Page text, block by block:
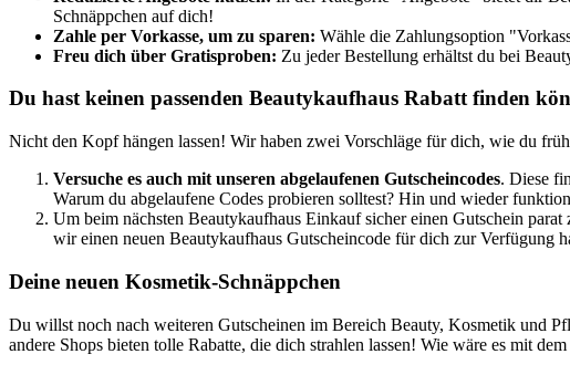
Schnäppchen auf dich!
Zahle per Vorkasse, um zu sparen: Wähle die Zahlungsoption
Freu dich über Gratisproben: Zu jeder Bestellung erhältst du bei
Du hast keinen passenden Beautykaufhaus Rabatt finden
Nicht den Kopf hängen lassen! Wir haben zwei Vorschläge für dich, wie du
Versuche es auch mit unseren abgelaufenen Gutscheincodes. Diese
Warum du abgelaufene Codes probieren solltest? Hin und wieder
Um beim nächsten Beautykaufhaus Einkauf sicher einen Gutschein parat
wir einen neuen Beautykaufhaus Gutscheincode für dich zur Verfügung
Deine neuen Kosmetik-Schnäppchen
Du willst noch nach weiteren Gutscheinen im Bereich Beauty, Kosmetik und
andere Shops bieten tolle Rabatte, die dich strahlen lassen! Wie wäre es mit